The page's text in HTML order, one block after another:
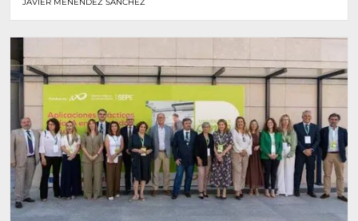
JAVIER MENÉNDEZ SÁNCHEZ